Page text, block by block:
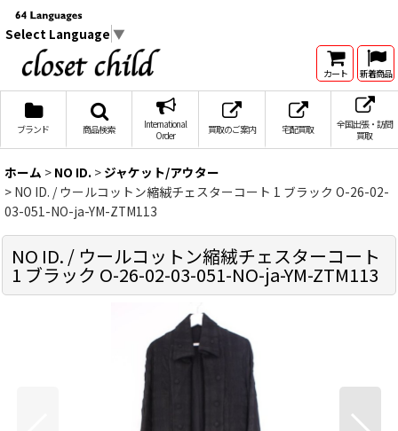
Select Language ▼
カート 新着商品
ブランド 商品検索
International
Order
買取のご案内 宅配買取
全国出張・訪問
買取
ホーム > NO ID. > ジャケット/アウター
> NO ID. / ウールコットン縮絨チェスターコート 1 ブラック O-26-02-
03-051-NO-ja-YM-ZTM113
NO ID. / ウールコットン縮絨チェスターコート
1 ブラック O-26-02-03-051-NO-ja-YM-ZTM113